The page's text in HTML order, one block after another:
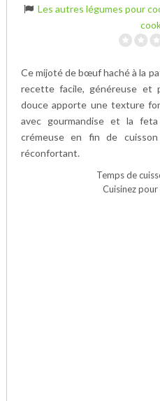
Les autres légumes pour
Ce mijoté de bœuf haché à la
recette facile, généreuse et
douce apporte une texture
avec gourmandise et la
crémeuse en fin de
réconfortant.
Temps de
Cuisinez